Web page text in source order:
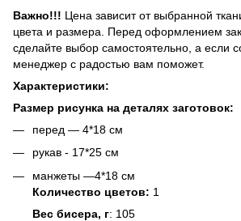
Важно!!! Цена зависит от выбранной
цвета и размера. Перед оформлением
сделайте выбор самостоятельно, а если
менеджер с радостью вам поможет.
Характеристики:
Размер рисунка на деталях заготовок:
перед — 4*18 см
рукав - 17*25 см
манжеты —4*18 см
Количество цветов: 1
Вес бисера, г: 105